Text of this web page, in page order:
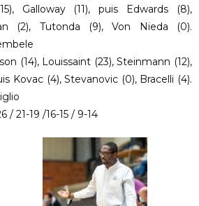
Galloway (11), puis Edwards (8),
(2), Tutonda (9), Von Nieda (0).
(14), Louissaint (23), Steinmann (12),
Kovac (4), Stevanovic (0), Bracelli (4).
/ 21-19 /16-15 / 9-14